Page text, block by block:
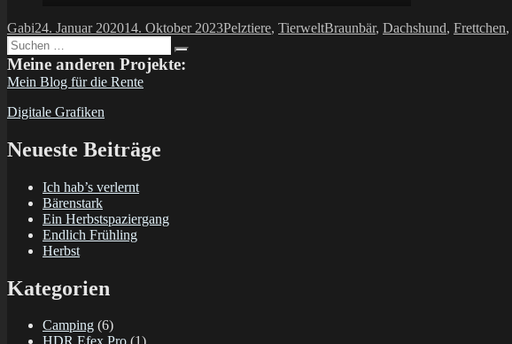
Autor
GabiVeröffentlicht
am
24. Januar 202014. Oktober 2023Kategorien
Pelztiere, TierweltSchlagwörter
Braunbär, Dachshund, Frettchen,
Suchen
nach:
Meine anderen Projekte:
Mein Blog für die Rente
Digitale Grafiken
Neueste Beiträge
Ich hab’s verlernt
Bärenstark
Ein Herbstspaziergang
Endlich Frühling
Herbst
Kategorien
Camping (6)